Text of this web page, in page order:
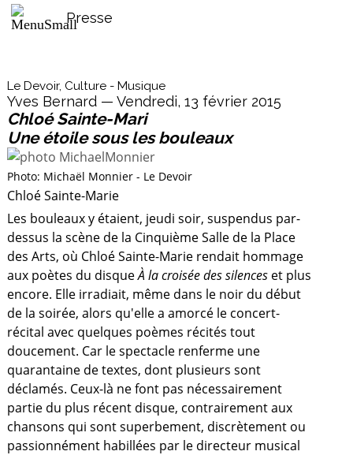
Le Devoir, Culture - Musique
Yves Bernard — Vendredi, 13 février 2015
Chloé Sainte-Mari
Une étoile sous les bouleaux
Photo: Michaël Monnier - Le Devoir
Chloé Sainte-Marie
Les bouleaux y étaient, jeudi soir, suspendus par-
dessus la scène de la Cinquième Salle de la Place
des Arts, où Chloé Sainte-Marie rendait hommage
aux poètes du disqueÀ la croisée des silenceset plus
encore. Elle irradiait, même dans le noir du début
de la soirée, alors qu'elle a amorcé le concert-
récital avec quelques poèmes récités tout
doucement. Car le spectacle renferme une
quarantaine de textes, dont plusieurs sont
déclamés. Ceux-là ne font pas nécessairement
partie du plus récent disque, contrairement aux
chansons qui sont superbement, discrètement ou
passionnément habillées par le directeur musical
Presse